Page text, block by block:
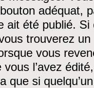
adéquat,
ait été publié. Si
trouverez
vous
vous l’avez
que si